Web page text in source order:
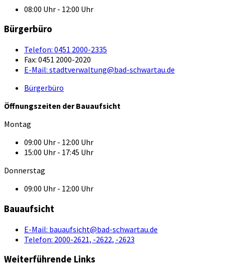
08:00 Uhr - 12:00 Uhr
Bürgerbüro
Telefon: 0451 2000-2335
Fax: 0451 2000-2020
E-Mail: stadtverwaltung@bad-schwartau.de
Bürgerbüro
Öffnungszeiten der Bauaufsicht
Montag
09:00 Uhr - 12:00 Uhr
15:00 Uhr - 17:45 Uhr
Donnerstag
09:00 Uhr - 12:00 Uhr
Bauaufsicht
E-Mail: bauaufsicht@bad-schwartau.de
Telefon: 2000-2621, -2622, -2623
Weiterführende Links